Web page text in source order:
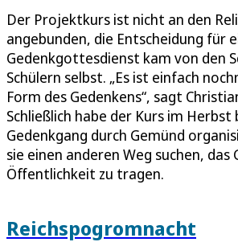
Der Projektkurs ist nicht an den
angebunden, die Entscheidung für
Gedenkgottesdienst kam von den
Schülern selbst. „Es ist einfach
Form des Gedenkens“, sagt
Schließlich habe der Kurs im
Gedenkgang durch Gemünd
sie einen anderen Weg suchen, das
Öffentlichkeit zu tragen.
Reichspogromnacht